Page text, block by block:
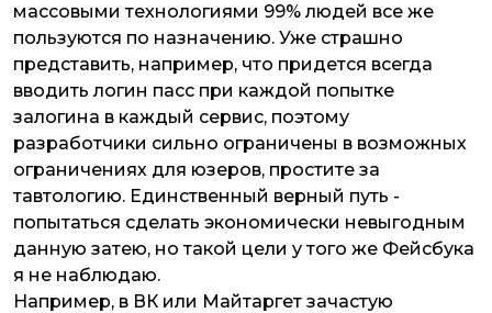
массовыми технологиями 99% людей все же
пользуются по назначению. Уже страшно
представить, например, что придется всегда
вводить логин пасс при каждой попытке
залогина в каждый сервис, поэтому
разработчики сильно ограничены в возможных
ограничениях для юзеров, простите за
тавтологию. Единственный верный путь -
попытаться сделать экономически невыгодным
данную затею, но такой цели у того же Фейсбука
я не наблюдаю.
Например, в ВК или Майтаргет зачастую